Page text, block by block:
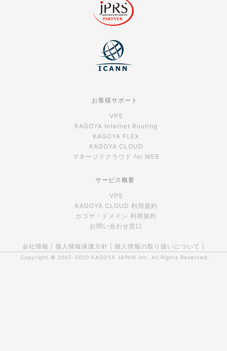
お客様サポート
VPS
KAGOYA Internet Routing
KAGOYA FLEX
KAGOYA CLOUD
マネージドクラウド for WEB
サービス概要
VPS
KAGOYA CLOUD 利用規約
カゴヤ・ドメイン 利用規約
お問い合わせ窓口
会社情報 個人情報保護方針 個人情報の取り扱いについて
Copyright © 2007-2020 KAGOYA JAPAN Inc. All Rights Reserved.